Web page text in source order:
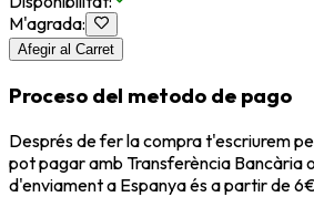
M'agrada:
Afegir al Carret
Proceso del metodo de pago
Després de fer la compra t'escriurem
pot pagar amb Transferència Bancària
d'enviament a Espanya és a partir de